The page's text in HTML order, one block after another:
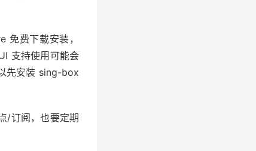
费下载安装，
支持使用可能会
先安装 sing-box
/订阅，也要定期